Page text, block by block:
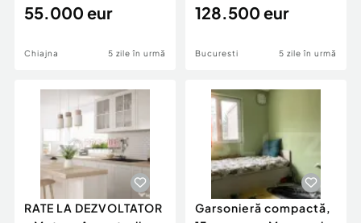
55.000 eur
Chiajna 5 zile în urmă
mobilat utilat cu
128.500 eur
Bucuresti 5 zile în urmă
RATE LA DEZVOLTATOR
Garsonieră compactă,